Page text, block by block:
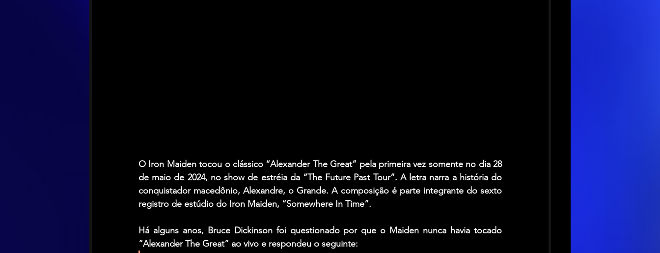
O Iron Maiden tocou o clássico “Alexander The Great” pela primeira vez somente no dia 28
de maio de 2024, no show de estréia da “The Future Past Tour”. A letra narra a história do
conquistador macedônio, Alexandre, o Grande. A composição é parte integrante do sexto
registro de estúdio do Iron Maiden, “Somewhere In Time”.
Há alguns anos, Bruce Dickinson foi questionado por que o Maiden nunca havia tocado
“Alexander The Great” ao vivo e respondeu o seguinte: